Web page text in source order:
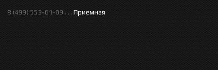
8 (499) 553-61-09 . . . Приемная